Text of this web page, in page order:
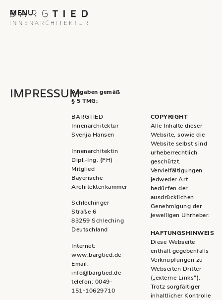
MENU
IMPRESSUMAngaben gemäß
§ 5 TMG:
BARGTIED
Innenarchitektur
Svenja Hansen
Innenarchitektin
Dipl.-Ing. (FH)
Mitglied
Bayerische
Architektenkammer
Schlechinger
Straße 6
83259 Schleching
Deutschland
Internet:
www.bargtied.de
Email:
info@bargtied.de
telefon: 0049-
151-10629710
COPYRIGHT
Alle Inhalte dieser
Website, sowie die
Website selbst sind
urheberrechtlich
geschützt.
Vervielfältigungen
jedweder Art
bedürfen der
ausdrücklichen
Genehmigung der
jeweiligen Uhrheber.
HAFTUNGSHINWEIS
Diese Webseite
enthält gegebenfalls
Verknüpfungen zu
Webseiten Dritter
(„externe Links“).
Trotz sorgfältiger
inhaltlicher Kontrolle